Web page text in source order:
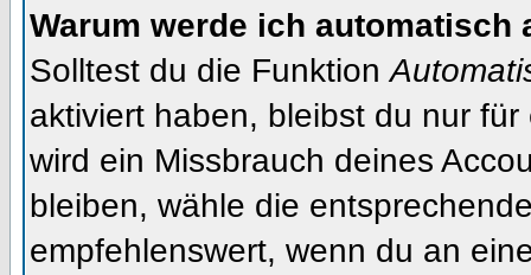
Warum werde ich automatisch
Solltest du die Funktion
aktiviert haben, bleibst du nur
wird ein Missbrauch deines
bleiben, wähle die
empfehlenswert, wenn du an